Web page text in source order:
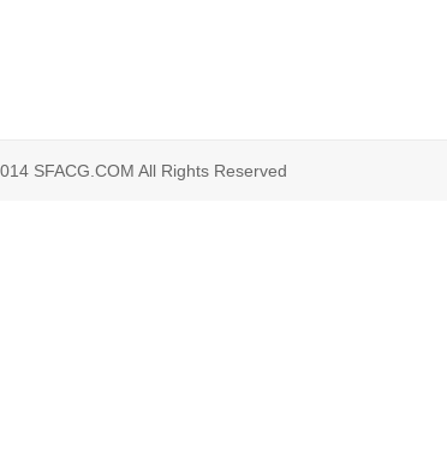
SFACG.COM All Rights Reserved